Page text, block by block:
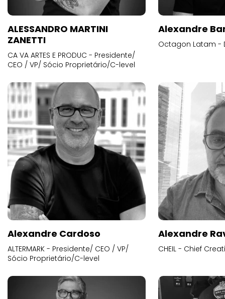
ALESSANDRO MARTINI
ZANETTI
CA VA ARTES E PRODUC - Presidente/
CEO / VP/ Sócio Proprietário/C-level
Alexandre
Octagon Latam -
Alexandre Cardoso
ALTERMARK - Presidente/ CEO / VP/
Sócio Proprietário/C-level
Alexandre
CHEIL - Chief